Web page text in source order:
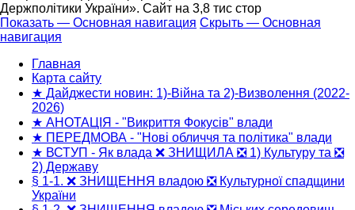
Держполітики України». Сайт на 3,8 тис стор
Основная
навигация
Показать — Основная навигация Скрыть — Основная
навигация
Главная
Карта сайту
★ Дайджести новин: 1)-Війна та 2)-Визволення (2022-
2026)
★ АНОТАЦІЯ - "Викриття Фокусів" влади
★ ПЕРЕДМОВА - "Нові обличчя та політика" влади
★ ВСТУП - Як влада ❌ ЗНИЩИЛА ❎ 1) Культуру та ❎
2) Державу
§ 1-1. ❌ ЗНИЩЕННЯ владою ❎ Культурної спадщини
України